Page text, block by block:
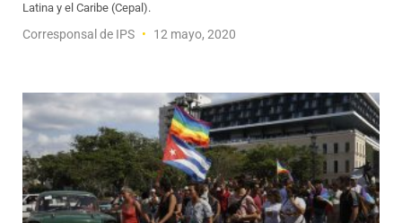
Latina y el Caribe (Cepal).
Corresponsal de IPS 12 mayo, 2020